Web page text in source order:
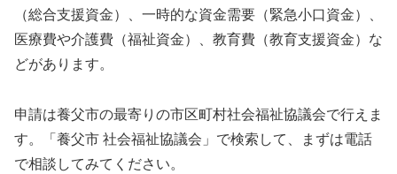
（総合支援資金）、一時的な資金需要（緊急小口資金）、
医療費や介護費（福祉資金）、教育費（教育支援資金）な
どがあります。
申請は養父市の最寄りの市区町村社会福祉協議会で行えま
す。「養父市 社会福祉協議会」で検索して、まずは電話
で相談してみてください。